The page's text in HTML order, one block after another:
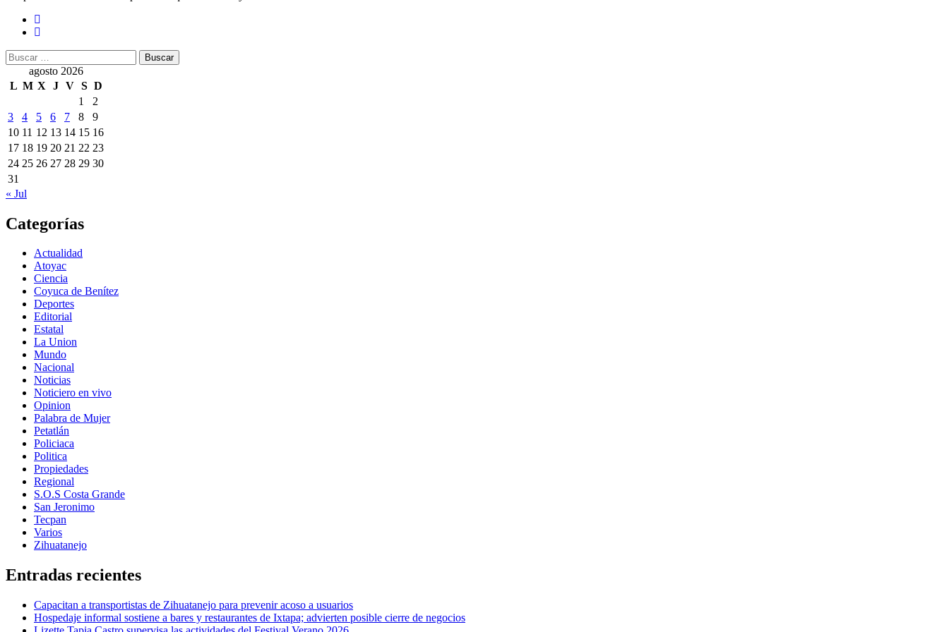
Buscar:
agosto 2026
L M X J V S D
1
2
3
4 5 6 7 8
9
10 11 12 13 14 15 16
17 18 19 20 21 22 23
24 25 26 27 28 29 30
31
« Jul
Categorías
Actualidad
Atoyac
Ciencia
Coyuca de Benítez
Deportes
Editorial
Estatal
La Union
Mundo
Nacional
Noticias
Noticiero en vivo
Opinion
Palabra de Mujer
Petatlán
Policiaca
Politica
Propiedades
Regional
S.O.S Costa Grande
San Jeronimo
Tecpan
Varios
Zihuatanejo
Entradas recientes
Capacitan a transportistas de Zihuatanejo para prevenir acoso a usuarios
Hospedaje informal sostiene a bares y restaurantes de Ixtapa; advierten posible cierre de negocios